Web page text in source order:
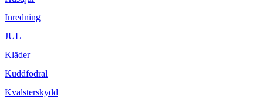
Inredning
JUL
Kläder
Kuddfodral
Kvalsterskydd